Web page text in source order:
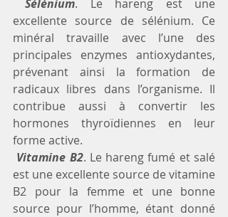
Sélénium. Le hareng est une
excellente source de sélénium. Ce
minéral travaille avec l’une des
principales enzymes antioxydantes,
prévenant ainsi la formation de
radicaux libres dans l’organisme. Il
contribue aussi à convertir les
hormones thyroïdiennes en leur
forme active.
Vitamine B2. Le hareng fumé et salé
est une excellente source de vitamine
B2 pour la femme et une bonne
source pour l’homme, étant donné